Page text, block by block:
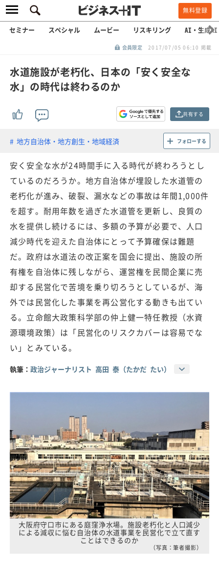
無料登録
セミナー スペシャル ムービー リスキリング AI・生成AI
会員限定 2017/07/05 06:10 掲載
水道施設が老朽化、日本の「安く安全な
水」の時代は終わるのか
共有する
地方自治体・地方創生・地域経済 フォローする
安く安全な水が24時間手に入る時代が終わろうとし
ているのだろうか。地方自治体が埋設した水道管の
老朽化が進み、破裂、漏水などの事故は年間1,000件
を超す。耐用年数を過ぎた水道管を更新し、良質の
水を提供し続けるには、多額の予算が必要で、人口
減少時代を迎えた自治体にとって予算確保は難題
だ。政府は水道法の改正案を国会に提出、施設の所
有権を自治体に残しながら、運営権を民間企業に売
却する民営化で苦境を乗り切ろうとしているが、海
外では民営化した事業を再公営化する動きも出てい
る。立命館大政策科学部の仲上健一特任教授（水資
源環境政策）は「民営化のリスクカバーは容易でな
い」とみている。
執筆： 政治ジャーナリスト 高田 泰（たかだ たい）
大阪府守口市にある庭窪浄水場。施設老朽化と人口減少
による減収に悩む自治体の水道事業を民営化で立て直す
ことはできるのか
（写真：筆者撮影）